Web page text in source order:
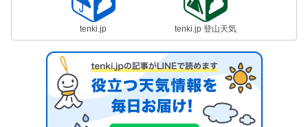
tenki.jp tenki.jp 登山天気